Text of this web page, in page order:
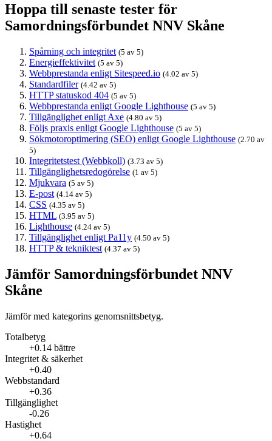
Hoppa till senaste tester för
Samordningsförbundet NNV Skåne
Spårning och integritet (5 av 5)
Energieffektivitet (5 av 5)
Webbprestanda enligt Sitespeed.io (4.02 av 5)
Standardfiler (4.42 av 5)
HTTP statuskod 404 (5 av 5)
Webbprestanda enligt Google Lighthouse (5 av 5)
Tillgänglighet enligt Axe (4.80 av 5)
Följs praxis enligt Google Lighthouse (5 av 5)
Sökmotoroptimering (SEO) enligt Google Lighthouse (2.70 av
5)
Integritetstest (Webbkoll) (3.73 av 5)
Tillgänglighetsredogörelse (1 av 5)
Mjukvara (5 av 5)
E-post (4.14 av 5)
CSS (4.35 av 5)
HTML (3.95 av 5)
Lighthouse (4.24 av 5)
Tillgänglighet enligt Pa11y (4.50 av 5)
HTTP & tekniktest (4.37 av 5)
Jämför Samordningsförbundet NNV
Skåne
Jämför med kategorins genomsnittsbetyg.
Totalbetyg
+0.14 bättre
Integritet & säkerhet
+0.40
Webbstandard
+0.36
Tillgänglighet
-0.26
Hastighet
+0.64